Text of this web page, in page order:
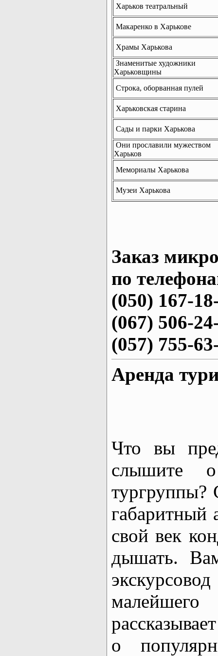
Харьков театральный
Макаренко в Харькове
Храмы Харькова
Знаменитые художники
Харьковщины
Строка, оборванная пулей
Харьковская старина
Сады и парки Харькова
Они прославили мужеством
Харьков
Мемориалы Харькова
Музеи Харькова
Заказ
по
(050) 167-
(067) 506-
(057) 755-
Аренда
Что вы
слышите
тургруппы?
габаритный
свой век
дышать.
о